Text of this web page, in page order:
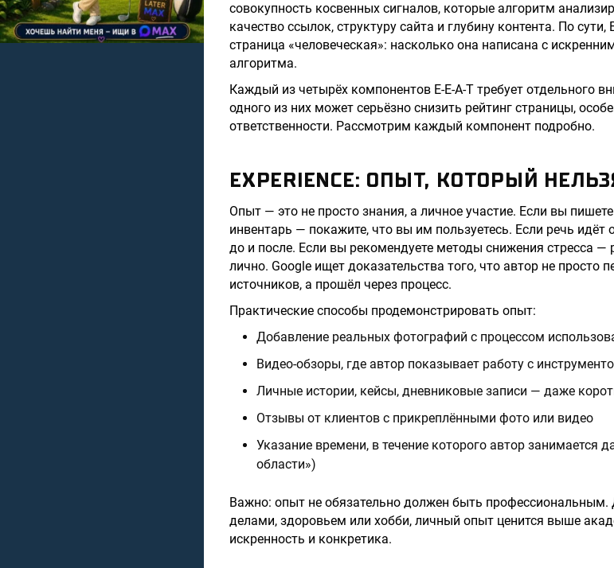
совокупность косвенных сигналов, которые алгоритм
качество ссылок, структуру сайта и глубину контента. По
страница «человеческая»: насколько она написана с
алгоритма.
Каждый из четырёх компонентов E-E-A-T требует отдельного
одного из них может серьёзно снизить рейтинг страницы,
ответственности. Рассмотрим каждый компонент подробно.
EXPERIENCE: ОПЫТ, КОТОРЫЙ
Опыт — это не просто знания, а личное участие. Если вы
инвентарь — покажите, что вы им пользуетесь. Если речь идёт
до и после. Если вы рекомендуете методы снижения стресса —
лично. Google ищет доказательства того, что автор не просто
источников, а прошёл через процесс.
Практические способы продемонстрировать опыт:
Добавление реальных фотографий с процессом
Видео-обзоры, где автор показывает работу с
Личные истории, кейсы, дневниковые записи — даже
Отзывы от клиентов с прикреплёнными фото или видео
Указание времени, в течение которого автор занимается
области»)
Важно: опыт не обязательно должен быть
делами, здоровьем или хобби, личный опыт ценится выше
искренность и конкретика.